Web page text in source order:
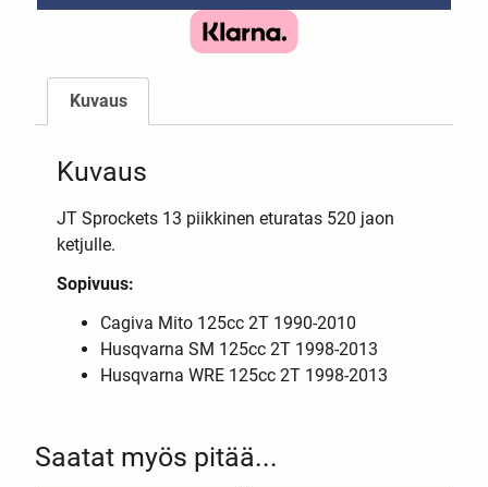
Saatat myös pitää...
Kuvaus
Kuvaus
JT Sprockets 13 piikkinen eturatas 520 jaon
ketjulle.
Sopivuus:
Cagiva Mito 125cc 2T 1990-2010
Husqvarna SM 125cc 2T 1998-2013
Husqvarna WRE 125cc 2T 1998-2013